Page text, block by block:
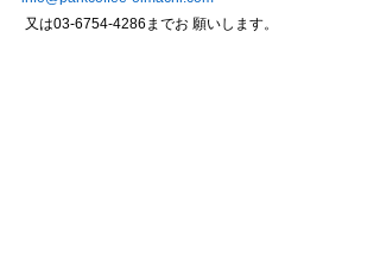
又は03-6754-4286までお 願いします。